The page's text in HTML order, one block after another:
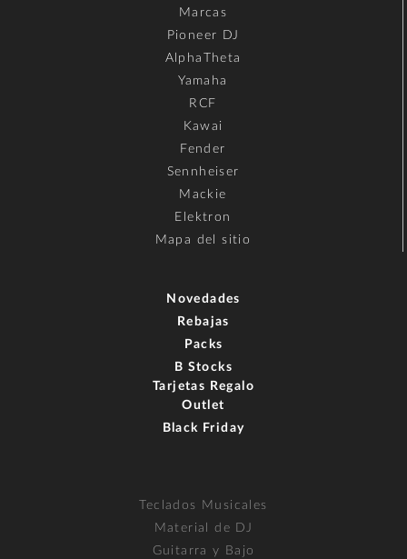
Marcas
Pioneer DJ
AlphaTheta
Yamaha
RCF
Kawai
Fender
Sennheiser
Mackie
Elektron
Mapa del sitio
Novedades
Rebajas
Packs
B Stocks
Tarjetas Regalo
Outlet
Black Friday
Teclados Musicales
Material de DJ
Guitarra y Bajo